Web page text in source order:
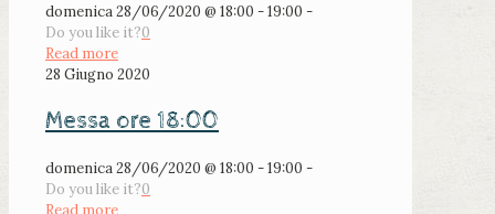
domenica 28/06/2020 @ 18:00 - 19:00 -
Do you like it?0
Read more
28 Giugno 2020
Messa ore 18:00
domenica 28/06/2020 @ 18:00 - 19:00 -
Do you like it?0
Read more